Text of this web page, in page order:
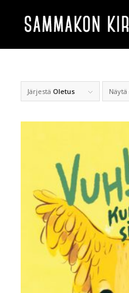
Järjestä Oletus Näytä